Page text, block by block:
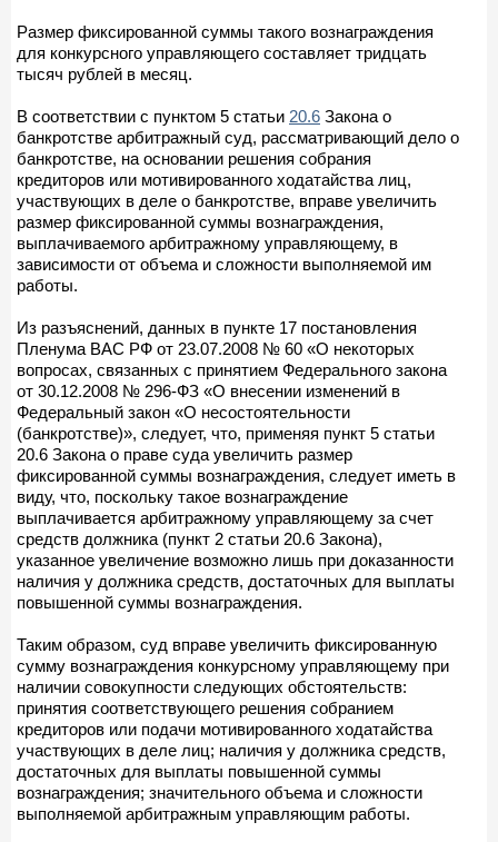
Размер фиксированной суммы такого вознаграждения
для конкурсного управляющего составляет тридцать
тысяч рублей в месяц.
В соответствии с пунктом 5 статьи 20.6 Закона о
банкротстве арбитражный суд, рассматривающий дело о
банкротстве, на основании решения собрания
кредиторов или мотивированного ходатайства лиц,
участвующих в деле о банкротстве, вправе увеличить
размер фиксированной суммы вознаграждения,
выплачиваемого арбитражному управляющему, в
зависимости от объема и сложности выполняемой им
работы.
Из разъяснений, данных в пункте 17 постановления
Пленума ВАС РФ от 23.07.2008 № 60 «О некоторых
вопросах, связанных с принятием Федерального закона
от 30.12.2008 № 296-ФЗ «О внесении изменений в
Федеральный закон «О несостоятельности
(банкротстве)», следует, что, применяя пункт 5 статьи
20.6 Закона о праве суда увеличить размер
фиксированной суммы вознаграждения, следует иметь в
виду, что, поскольку такое вознаграждение
выплачивается арбитражному управляющему за счет
средств должника (пункт 2 статьи 20.6 Закона),
указанное увеличение возможно лишь при доказанности
наличия у должника средств, достаточных для выплаты
повышенной суммы вознаграждения.
Таким образом, суд вправе увеличить фиксированную
сумму вознаграждения конкурсному управляющему при
наличии совокупности следующих обстоятельств:
принятия соответствующего решения собранием
кредиторов или подачи мотивированного ходатайства
участвующих в деле лиц; наличия у должника средств,
достаточных для выплаты повышенной суммы
вознаграждения; значительного объема и сложности
выполняемой арбитражным управляющим работы.